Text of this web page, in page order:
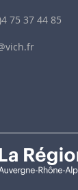
75 37 44 85